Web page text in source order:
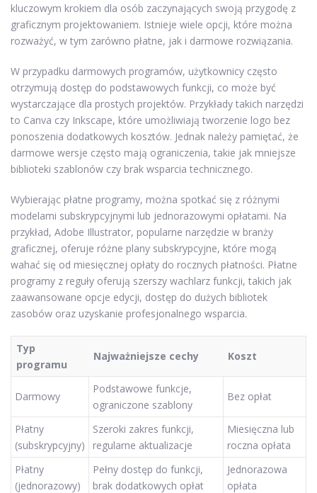
kluczowym krokiem dla osób zaczynających swoją przygodę z
graficznym projektowaniem. Istnieje wiele opcji, które można
rozważyć, w tym zarówno płatne, jak i darmowe rozwiązania.
W przypadku darmowych programów, użytkownicy często
otrzymują dostęp do podstawowych funkcji, co może być
wystarczające dla prostych projektów. Przykłady takich narzędzi
to Canva czy Inkscape, które umożliwiają tworzenie logo bez
ponoszenia dodatkowych kosztów. Jednak należy pamiętać, że
darmowe wersje często mają ograniczenia, takie jak mniejsze
biblioteki szablonów czy brak wsparcia technicznego.
Wybierając płatne programy, można spotkać się z różnymi
modelami subskrypcyjnymi lub jednorazowymi opłatami. Na
przykład, Adobe Illustrator, popularne narzędzie w branży
graficznej, oferuje różne plany subskrypcyjne, które mogą
wahać się od miesięcznej opłaty do rocznych płatności. Płatne
programy z reguły oferują szerszy wachlarz funkcji, takich jak
zaawansowane opcje edycji, dostęp do dużych bibliotek
zasobów oraz uzyskanie profesjonalnego wsparcia.
Typ
programu
Najważniejsze cechy Koszt
Darmowy
Podstawowe funkcje,
ograniczone szablony
Bez opłat
Płatny
(subskrypcyjny)
Szeroki zakres funkcji,
regularne aktualizacje
Miesięczna lub
roczna opłata
Płatny
(jednorazowy)
Pełny dostęp do funkcji,
brak dodatkowych opłat
Jednorazowa
opłata